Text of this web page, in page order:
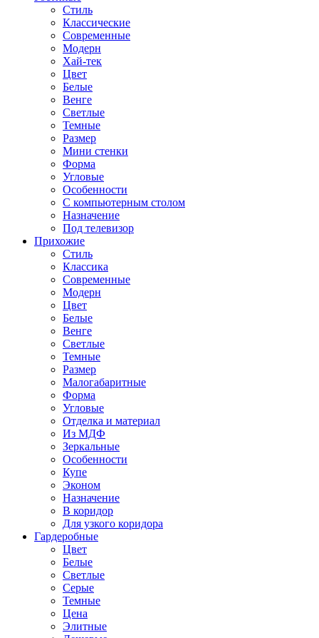
Стиль
Классические
Современные
Модерн
Хай-тек
Цвет
Белые
Венге
Светлые
Темные
Размер
Мини стенки
Форма
Угловые
Особенности
С компьютерным столом
Назначение
Под телевизор
Прихожие
Стиль
Классика
Современные
Модерн
Цвет
Белые
Венге
Светлые
Темные
Размер
Малогабаритные
Форма
Угловые
Отделка и материал
Из МДФ
Зеркальные
Особенности
Купе
Эконом
Назначение
В коридор
Для узкого коридора
Гардеробные
Цвет
Белые
Светлые
Серые
Темные
Цена
Элитные